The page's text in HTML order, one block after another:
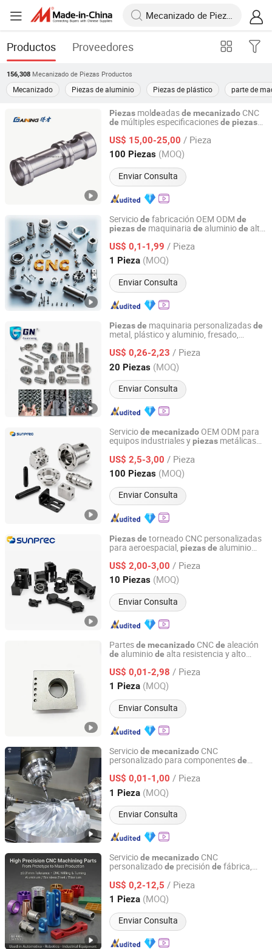
Productos Proveedores
156,308 Mecanizado de Piezas Productos
Mecanizado Piezas de aluminio Piezas de plástico parte de
Piezas moldeadasde mecanizado CNC
de múltiples especificacionesde piezas
US$ 15,00-25,00 / Pieza
100 Piezas (MOQ)
Enviar Consulta
Hebei Decai Metal Products Co., Ltd.
Hebei, China Desde 2021
Serviciode fabricación OEM ODM de
piezasde maquinaria de aluminiode alta
y fresado
US$ 0,1-1,99 / Pieza
1 Pieza (MOQ)
Enviar Consulta
Xiamen Dazao Machinery Co., Ltd.
Fujian, China Desde 2023
Piezasde maquinaria personalizadasde
metal, plástico y aluminio, fresado,
piezas deCNC, fabricación
personalizada,piezas
CNCdealta precisión
US$ 0,26-2,23 / Pieza
20 Piezas (MOQ)
Enviar Consulta
Dongguan Guanneng Automation Technology
Development Co., Ltd.
Guangdong, China Desde 2023
Serviciode mecanizado OEM ODM para
equipos industriales ypiezas metálicas
US$ 2,5-3,00 / Pieza
100 Piezas (MOQ)
Enviar Consulta
Sunprec Hardware Co., Ltd.
Guangdong, China Desde 2026
Piezasde torneado CNC personalizadas
para aeroespacial, piezasde aluminio
deacero inoxidable,piezas
piezas titanio,piezas
torneado,piezasde
precisión
US$ 2,00-3,00 / Pieza
10 Piezas (MOQ)
Enviar Consulta
Sunprec Hardware Co., Ltd.
Guangdong, China Desde 2026
Partesde mecanizado CNCde aleación
de aluminiode alta resistencia y alto
US$ 0,01-2,98 / Pieza
1 Pieza (MOQ)
Enviar Consulta
Dongguan Hongxia Precision Machinery Co., Ltd.
Guangdong, China Desde 2025
Serviciode mecanizado CNC
personalizado para componentesde
inoxidable, cobre y latón, incluyendo
servicios
detorneado y fresado OEM y
ODM
US$ 0,01-1,00 / Pieza
1 Pieza (MOQ)
Enviar Consulta
Dongguan Hongxia Precision Machinery Co., Ltd.
Guangdong, China Desde 2025
Serviciode mecanizado CNC
personalizadode precisión de fábrica,
dealuminio, cobre, latón,
mecánicasderepuesto mecanizadas por
CNC
US$ 0,2-12,5 / Pieza
1 Pieza (MOQ)
Enviar Consulta
Shenzhen Bergek Technology Co., Ltd.
Guangdong, China Desde 2019